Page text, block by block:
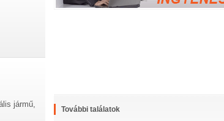
jármű,
További találatok